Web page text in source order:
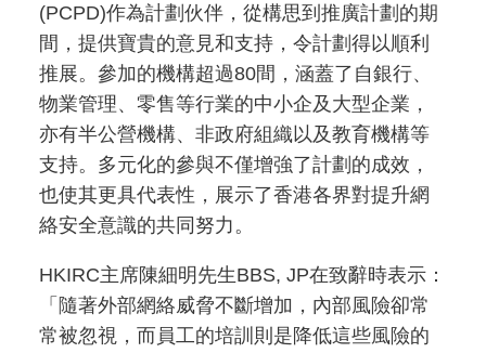
(PCPD)作為計劃伙伴，從構思到推廣計劃的期
間，提供寶貴的意見和支持，令計劃得以順利
推展。參加的機構超過80間，涵蓋了自銀行、
物業管理、零售等行業的中小企及大型企業，
亦有半公營機構、非政府組織以及教育機構等
支持。多元化的參與不僅增強了計劃的成效，
也使其更具代表性，展示了香港各界對提升網
絡安全意識的共同努力。
HKIRC主席陳細明先生BBS, JP在致辭時表示：
「隨著外部網絡威脅不斷增加，內部風險卻常
常被忽視，而員工的培訓則是降低這些風險的